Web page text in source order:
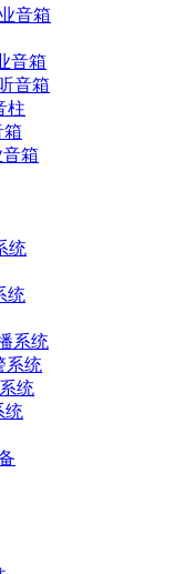
音箱
音箱
音箱
柱
箱
箱
统
统
系统
系统
统
统